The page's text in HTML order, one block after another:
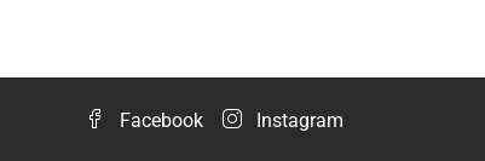
Facebook Instagram